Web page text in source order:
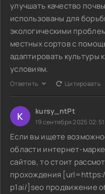
улучшать качество
использованы для
экологическими
местных сортов с
адаптировать культуры
условиям.
Ответить Цитировать
K kursy_ntPt
19 сентября 2025 02:51
Если вы ищете
области интернет-
сайтов, то стоит
прохождения
p1ai/]seo продвижение